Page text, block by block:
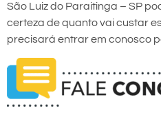
São Luiz do Paraitinga – SP
certeza de quanto vai custar
precisará entrar em conosco